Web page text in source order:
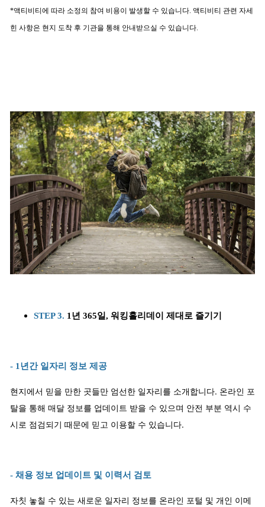
*액티비티에 따라 소정의 참여 비용이 발생할 수 있습니다. 액티비티 관련 자세
힌 사항은 현지 도착 후 기관을 통해 안내받으실 수 있습니다.
STEP 3. 1년 365일, 워킹홀리데이 제대로 즐기기
- 1년간 일자리 정보 제공
현지에서 믿을 만한 곳들만 엄선한 일자리를 소개합니다. 온라인 포
탈을 통해 매달 정보를 업데이트 받을 수 있으며 안전 부분 역시 수
시로 점검되기 때문에 믿고 이용할 수 있습니다.
- 채용 정보 업데이트 및 이력서 검토
자칫 놓칠 수 있는 새로운 일자리 정보를 온라인 포털 및 개인 이메